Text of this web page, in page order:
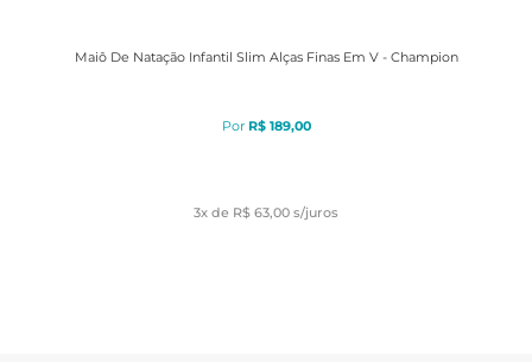
Maiô De Natação Infantil Slim Alças Finas Em V - Champion
R$ 189,00
3x de R$ 63,00 s/juros